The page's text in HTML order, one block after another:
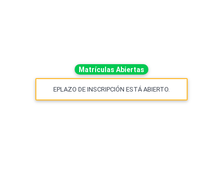
Matrículas Abiertas
EPLAZO DE INSCRIPCIÓN ESTÁ ABIERTO.